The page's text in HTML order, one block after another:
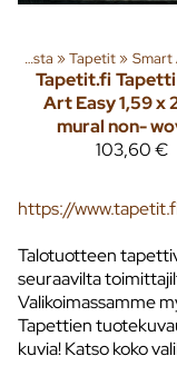
Sisusta ‪»Tapetit‪» Smart
Tapetit.fi
Art Easy 1,59 x
mural non-
103,60 €
Tuoteryhmiä ja
https://
Talotuotteen
seuraavilta
Valikoimassamme
Tapettien
kuvia! Katso koko